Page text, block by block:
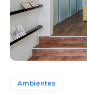
Ambientes